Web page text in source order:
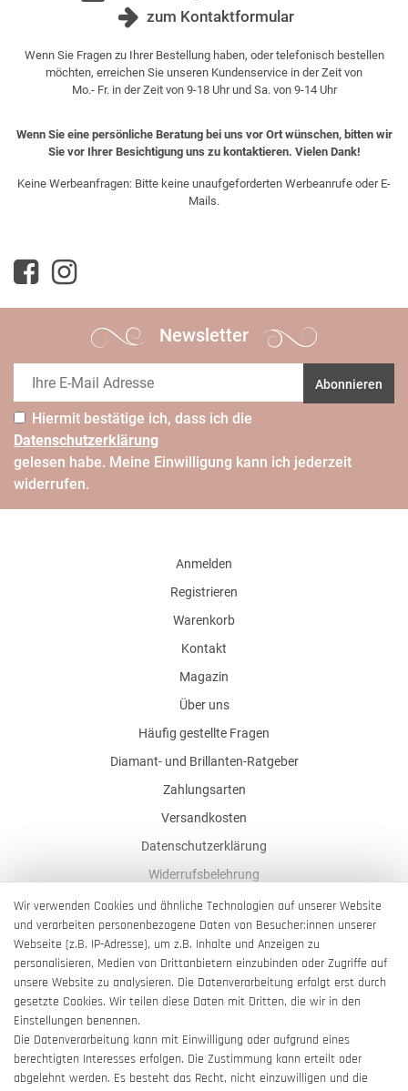
zum Kontaktformular
Wenn Sie Fragen zu Ihrer Bestellung haben, oder telefonisch bestellen
möchten, erreichen Sie unseren Kundenservice in der Zeit von
Mo.- Fr. in der Zeit von 9-18 Uhr und Sa. von 9-14 Uhr
Wenn Sie eine persönliche Beratung bei uns vor Ort wünschen, bitten wir
Sie vor Ihrer Besichtigung uns zu kontaktieren. Vielen Dank!
Keine Werbeanfragen: Bitte keine unaufgeforderten Werbeanrufe oder E-
Mails.
Newsletter
Abonnieren
Hiermit bestätige ich, dass ich die
Daten­schutz­erklärung
gelesen habe. Meine Einwilligung kann ich jederzeit
widerrufen.
Anmelden
Registrieren
Warenkorb
Kontakt
Magazin
Über uns
Häufig gestellte Fragen
Diamant- und Brillanten-Ratgeber
Zahlungsarten
Versandkosten
Datenschutzerklärung
Widerrufsbelehrung
AGB
Impressum
Barrierefreiheitserklärung
Vertrag widerrufen
Wir verwenden Cookies und ähnliche Technologien auf unserer Website
und verarbeiten personenbezogene Daten von Besucher:innen unserer
Webseite (z.B. IP-Adresse), um z.B. Inhalte und Anzeigen zu
personalisieren, Medien von Drittanbietern einzubinden oder Zugriffe auf
unsere Website zu analysieren. Die Datenverarbeitung erfolgt erst durch
gesetzte Cookies. Wir teilen diese Daten mit Dritten, die wir in den
Einstellungen benennen.
Die Datenverarbeitung kann mit Einwilligung oder aufgrund eines
berechtigten Interesses erfolgen. Die Zustimmung kann erteilt oder
abgelehnt werden. Es besteht das Recht, nicht einzuwilligen und die